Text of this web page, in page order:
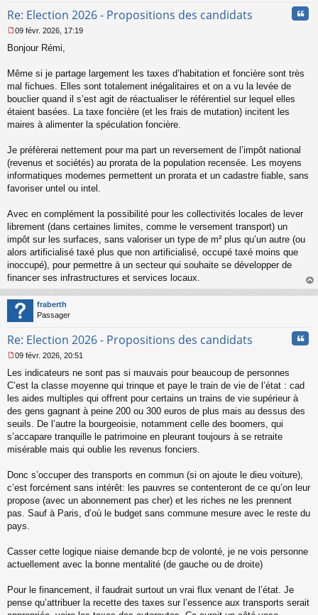
Re: Election 2026 - Propositions des candidats
e
s
g
e
n
o
u
09 févr. 2026, 17:19
Bonjour Rémi,
Même si je partage largement les taxes d’habitation et foncière sont très
mal fichues. Elles sont totalement inégalitaires et on a vu la levée de
bouclier quand il s’est agit de réactualiser le référentiel sur lequel elles
étaient basées. La taxe foncière (et les frais de mutation) incitent les
maires à alimenter la spéculation foncière.
Je préfèrerai nettement pour ma part un reversement de l’impôt national
(revenus et sociétés) au prorata de la population recensée. Les moyens
informatiques modernes permettent un prorata et un cadastre fiable, sans
favoriser untel ou intel.
Avec en complément la possibilité pour les collectivités locales de lever
librement (dans certaines limites, comme le versement transport) un
impôt sur les surfaces, sans valoriser un type de m² plus qu’un autre (ou
alors artificialisé taxé plus que non artificialisé, occupé taxé moins que
inoccupé), pour permettre à un secteur qui souhaite se développer de
financer ses infrastructures et services locaux.
au
fraberth
Passager
Re: Election 2026 - Propositions des candidats
e
s
s
g
e
n
o
u
09 févr. 2026, 20:51
Les indicateurs ne sont pas si mauvais pour beaucoup de personnes
C’est la classe moyenne qui trinque et paye le train de vie de l’état : cad
les aides multiples qui offrent pour certains un trains de vie supérieur à
des gens gagnant à peine 200 ou 300 euros de plus mais au dessus des
seuils. De l’autre la bourgeoisie, notamment celle des boomers, qui
s’accapare tranquille le patrimoine en pleurant toujours à se retraite
misérable mais qui oublie les revenus fonciers.
Donc s’occuper des transports en commun (si on ajoute le dieu voiture),
c’est forcément sans intérêt: les pauvres se contenteront de ce qu’on leur
propose (avec un abonnement pas cher) et les riches ne les prennent
pas. Sauf à Paris, d’où le budget sans commune mesure avec le reste du
pays.
Casser cette logique niaise demande bcp de volonté, je ne vois personne
actuellement avec la bonne mentalité (de gauche ou de droite)
Pour le financement, il faudrait surtout un vrai flux venant de l’état. Je
pense qu’attribuer la recette des taxes sur l’essence aux transports serait